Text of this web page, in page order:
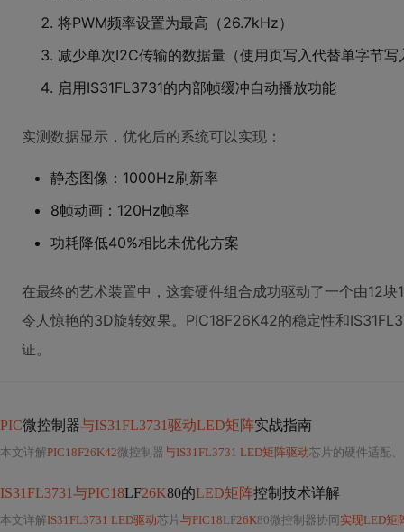
将PWM频率设置为最高（26.7kHz）
减少单次I2C传输的数据量（使用页写入代替单字节写
启用IS31FL3731的内部帧缓冲自动播放功能
实测数据显示，优化后的系统可以实现：
静态图像：1000Hz刷新率
8帧动画：120Hz帧率
功耗降低40%相比未优化方案
在最终的艺术装置中，这套硬件组合成功驱动了一个由12
令人惊艳的3D旋转效果。PIC18F26K42的稳定性和
证。
PIC微控制器与IS31FL3731驱动LED矩阵实战指南
本文详解PIC18F26K42微控制器与IS31FL3731 LED矩阵驱动芯片的硬件适配
IS31FL3731与PIC18LF26K80的LED矩阵控制技术详解
本文详解IS31FL3731 LED驱动芯片与PIC18LF26K80微控制器协同 实现LED矩